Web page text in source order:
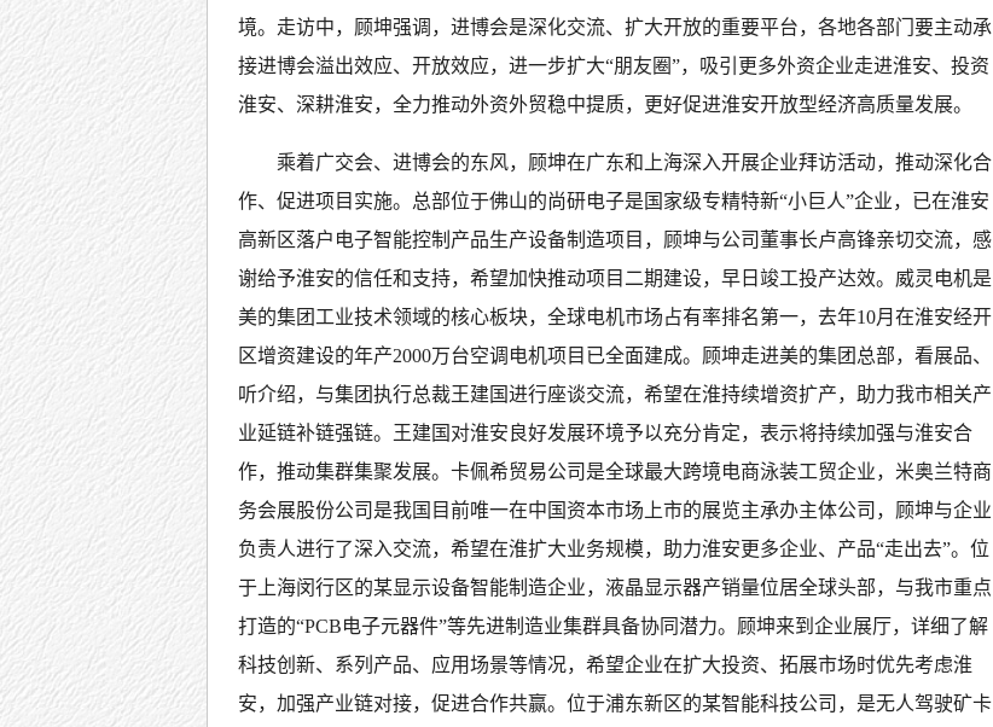
境。走访中，顾坤强调，进博会是深化交流、扩大开放的重要平台，各地各部门要主动承
接进博会溢出效应、开放效应，进一步扩大“朋友圈”，吸引更多外资企业走进淮安、投资
淮安、深耕淮安，全力推动外资外贸稳中提质，更好促进淮安开放型经济高质量发展。
乘着广交会、进博会的东风，顾坤在广东和上海深入开展企业拜访活动，推动深化合
作、促进项目实施。总部位于佛山的尚研电子是国家级专精特新“小巨人”企业，已在淮安
高新区落户电子智能控制产品生产设备制造项目，顾坤与公司董事长卢高锋亲切交流，感
谢给予淮安的信任和支持，希望加快推动项目二期建设，早日竣工投产达效。威灵电机是
美的集团工业技术领域的核心板块，全球电机市场占有率排名第一，去年10月在淮安经开
区增资建设的年产2000万台空调电机项目已全面建成。顾坤走进美的集团总部，看展品、
听介绍，与集团执行总裁王建国进行座谈交流，希望在淮持续增资扩产，助力我市相关产
业延链补链强链。王建国对淮安良好发展环境予以充分肯定，表示将持续加强与淮安合
作，推动集群集聚发展。卡佩希贸易公司是全球最大跨境电商泳装工贸企业，米奥兰特商
务会展股份公司是我国目前唯一在中国资本市场上市的展览主承办主体公司，顾坤与企业
负责人进行了深入交流，希望在淮扩大业务规模，助力淮安更多企业、产品“走出去”。位
于上海闵行区的某显示设备智能制造企业，液晶显示器产销量位居全球头部，与我市重点
打造的“PCB电子元器件”等先进制造业集群具备协同潜力。顾坤来到企业展厅，详细了解
科技创新、系列产品、应用场景等情况，希望企业在扩大投资、拓展市场时优先考虑淮
安，加强产业链对接，促进合作共赢。位于浦东新区的某智能科技公司，是无人驾驶矿卡